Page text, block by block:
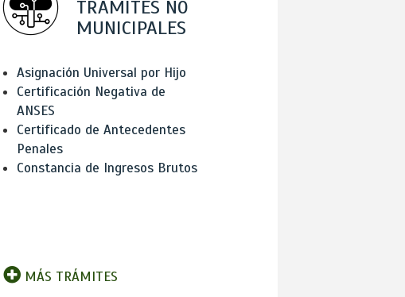
TRAMITES NO
MUNICIPALES
Asignación Universal por Hijo
Certificación Negativa de
ANSES
Certificado de Antecedentes
Penales
Constancia de Ingresos Brutos
MÁS TRÁMITES